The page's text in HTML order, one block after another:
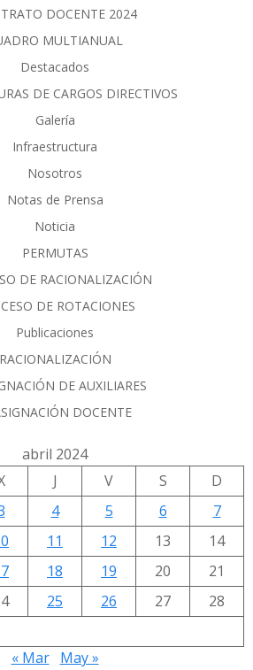
DOCENTE 2024
MULTIANUAL
Destacados
DE CARGOS DIRECTIVOS
Galería
Infraestructura
Nosotros
Notas de Prensa
Noticia
PERMUTAS
DE RACIONALIZACIÓN
DE ROTACIONES
Publicaciones
RACIONALIZACIÓN
DE AUXILIARES
DOCENTE
abril 2024
J V S
D
4 5 6
7
11 12 13
14
18 19 20
21
25 26 27
28
« Mar
May »